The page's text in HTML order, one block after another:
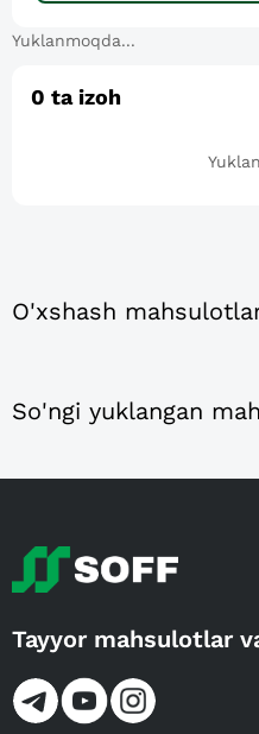
Yuklanmoqda...
0 ta izoh
O'xshash
So'ngi yuklangan
Tayyor mahsulotlar